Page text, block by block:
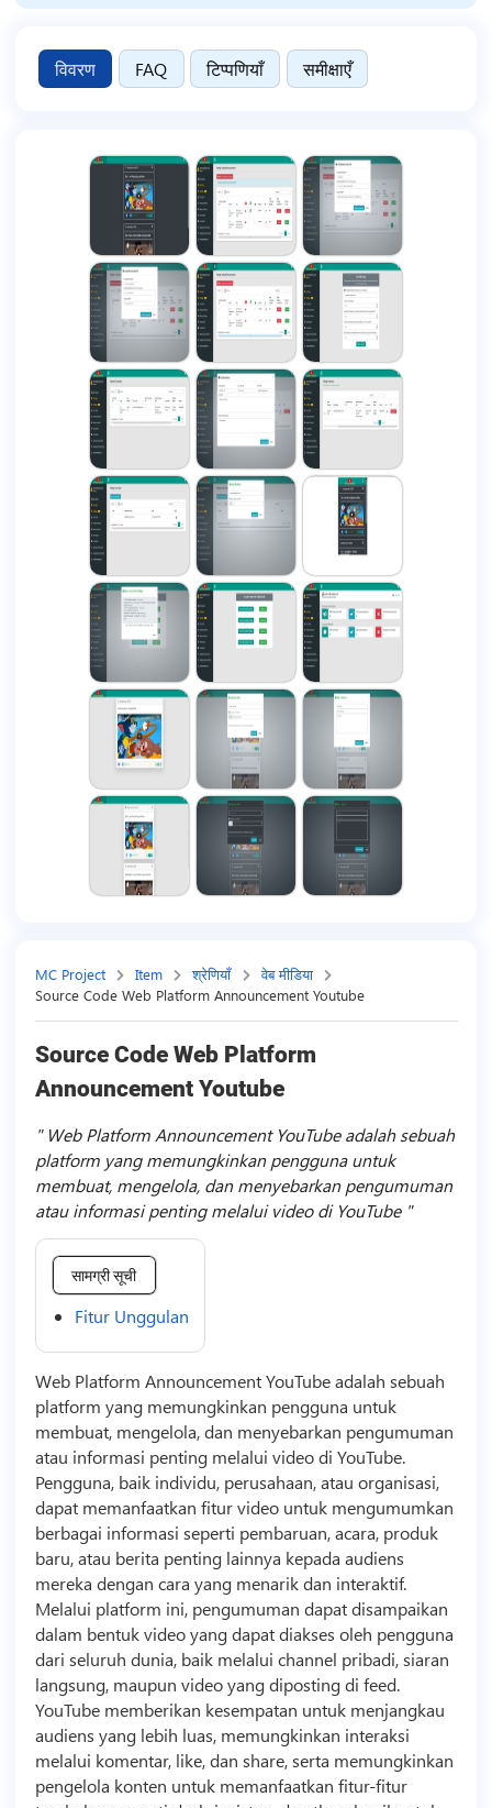
विवरण FAQ टिप्पणियाँ समीक्षाएँ
MC Project Item श्रेणियाँ
वेब मीडिया
Source Code Web Platform Announcement Youtube
Source Code Web Platform
Announcement Youtube
Web Platform Announcement YouTube adalah sebuah
platform yang memungkinkan pengguna untuk
membuat, mengelola, dan menyebarkan pengumuman
atau informasi penting melalui video di YouTube
सामग्री सूची
Fitur Unggulan
Web Platform Announcement YouTube adalah sebuah
platform yang memungkinkan pengguna untuk
membuat, mengelola, dan menyebarkan pengumuman
atau informasi penting melalui videodi YouTube.
Pengguna, baik individu, perusahaan, atau organisasi,
dapat memanfaatkan fiturvideountuk mengumumkan
berbagai informasi seperti pembaruan, acara, produk
baru, atau berita penting lainnya kepada audiens
mereka dengan cara yang menarik dan interaktif.
Melalui platform ini, pengumuman dapat disampaikan
dalam bentukvideoyang dapat diakses oleh pengguna
dari seluruh dunia, baik melalui channel pribadi, siaran
langsung, maupun videoyang diposting di feed.
YouTube memberikan kesempatan untuk menjangkau
audiens yang lebih luas, memungkinkan interaksi
melalui komentar, like, dan share, serta memungkinkan
pengelola konten untuk memanfaatkan fitur-fitur